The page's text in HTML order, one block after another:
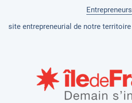
Entrepreneurs
site entrepreneurial de notre territoire